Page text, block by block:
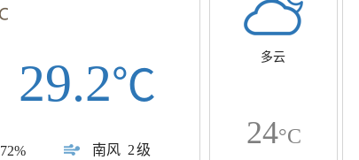
72% 南风 2级
29.2℃
多云
24°C